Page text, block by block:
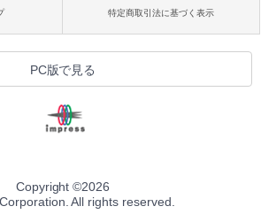
特定商取引法に基づく表示
PC版で見る
Copyright ©2026
All rights reserved.